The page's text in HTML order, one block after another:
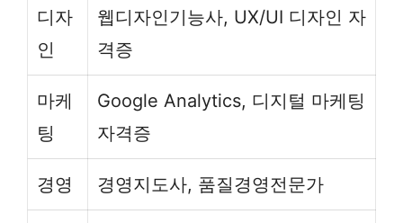
디자
인
웹디자인기능사, UX/UI 디자인 자
격증
마케
팅
Google Analytics, 디지털 마케팅
자격증
경영 경영지도사, 품질경영전문가